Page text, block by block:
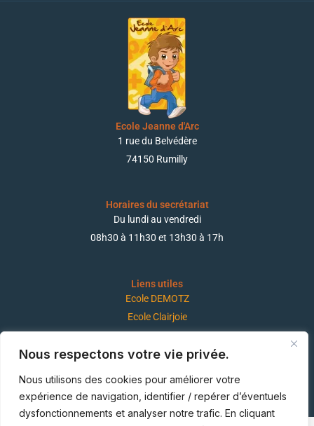
Nous respectons votre vie privée.
Nous utilisons des cookies pour améliorer votre
expérience de navigation, identifier / repérer d’éventuels
dysfonctionnements et analyser notre trafic. En cliquant
Ecole Jeanne d'Arc
1 rue du Belvédère
74150 Rumilly
Horaires du secrétariat
Du lundi au vendredi
08h30 à 11h30 et 13h30 à 17h
Liens utiles
Ecole DEMOTZ
Ecole Clairjoie
Suivez-nous !